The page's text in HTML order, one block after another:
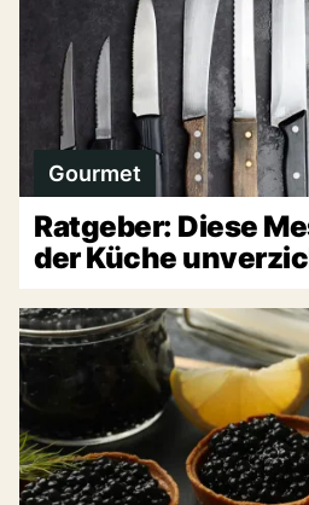
Gourmet
Ratgeber: Diese
der Küche